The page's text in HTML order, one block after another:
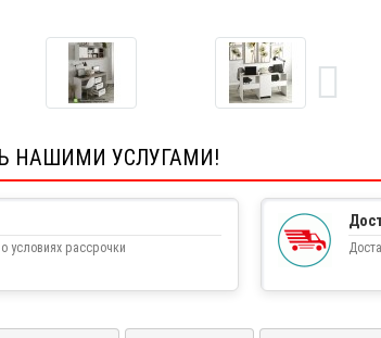
НАШИМИ УСЛУГАМИ!
условиях рассрочки